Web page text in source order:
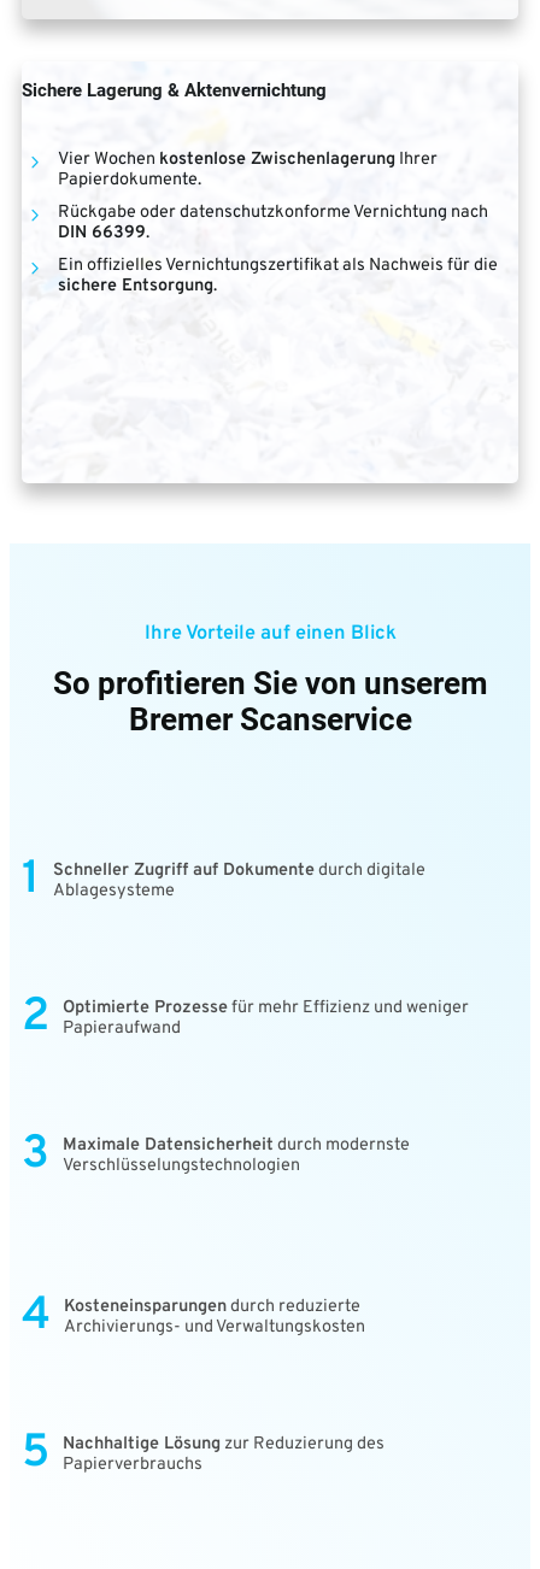
Sichere Lagerung & Aktenvernichtung
Vier Wochen kostenlose Zwischenlagerung Ihrer
Papierdokumente.
Rückgabe oder datenschutzkonforme Vernichtung nach
DIN 66399.
Ein offizielles Vernichtungszertifikat als Nachweis für die
sichere Entsorgung.
Ihre Vorteile auf einen Blick
So profitieren Sie von unserem
Bremer Scanservice
1 Schneller Zugriff auf Dokumentedurch digitale
Ablagesysteme
2 Optimierte Prozessefür mehr Effizienz und weniger
Papieraufwand
3 Maximale Datensicherheit durch modernste
Verschlüsselungstechnologien
4 Kosteneinsparungendurch reduzierte
Archivierungs- und Verwaltungskosten
5 Nachhaltige Lösung zur Reduzierung des
Papierverbrauchs